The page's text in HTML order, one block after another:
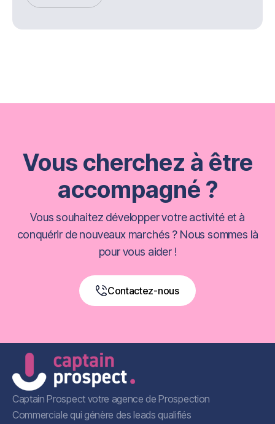
Get Started
Vous cherchez à être
accompagné ?
Vous souhaitez développer votre activité et à
conquérir de nouveaux marchés ? Nous sommes là
pour vous aider !
Contactez-nous
Book a Free Call
Captain Prospect votre agence de Prospection
Commerciale qui génère des leads qualifiés